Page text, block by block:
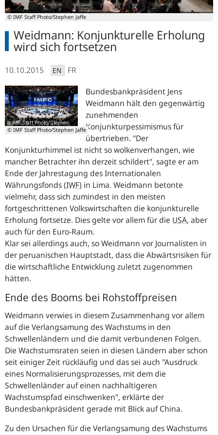
© IMF Staff Photo/Stephen Jaffe
Weidmann: Konjunkturelle Erholung
wird sich fort­setzen
10.10.2015 EN FR
© IMF Staff Photo/Stephen Jaffe
Bundesbankpräsident Jens
Weidmann hält den gegenwärtig
zunehmenden
Konjunkturpessimismus für
übertrieben. "Der
Konjunkturhimmel ist nicht so wolkenverhangen, wie
mancher Betrachter ihn derzeit schildert", sagte er am
Ende der Jahrestagung des Internationalen
Währungsfonds (IWF) in Lima. Weidmann betonte
vielmehr, dass sich zumindest in den meisten
fortgeschrittenen Volkswirtschaften die konjunkturelle
Erholung fortsetze. Dies gelte vor allem für die USA, aber
auch für den Euro-Raum.
Klar sei allerdings auch, so Weidmann vor Journalisten in
der peruanischen Hauptstadt, dass die Abwärtsrisiken für
die wirtschaftliche Entwicklung zuletzt zugenommen
hätten.
Ende des Booms bei Rohstoffpreisen
Weidmann verwies in diesem Zusammenhang vor allem
auf die Verlangsamung des Wachstums in den
Schwellenländern und die damit verbundenen Folgen.
‎Die Wachstumsraten seien in diesen Ländern aber schon
seit einiger Zeit rückläufig und das sei auch "Ausdruck
eines Normalisierungsprozesses, mit dem die
Schwellenländer auf einen nachhaltigeren
Wachstumspfad einschwenken", erklärte der
Bundesbankpräsident gerade mit Blick auf China.
Zu den Ursachen für die Verlangsamung des Wachstums